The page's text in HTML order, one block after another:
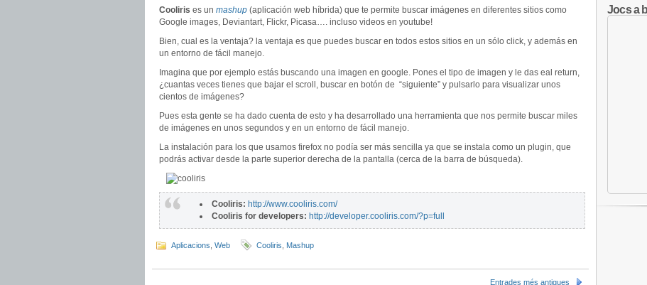
Cooliris es un mashup (aplicación web híbrida) que te permite buscar imágenes en diferentes sitios como
Google images, Deviantart, Flickr, Picasa…. incluso videos en youtube!
Bien, cual es la ventaja? la ventaja es que puedes buscar en todos estos sitios en un sólo click, y además en
un entorno de fácil manejo.
Imagina que por ejemplo estás buscando una imagen en google. Pones el tipo de imagen y le das eal return,
¿cuantas veces tienes que bajar el scroll, buscar en botón de “siguiente” y pulsarlo para visualizar unos
cientos de imágenes?
Pues esta gente se ha dado cuenta de esto y ha desarrollado una herramienta que nos permite buscar miles
de imágenes en unos segundos y en un entorno de fácil manejo.
La instalación para los que usamos firefox no podía ser más sencilla ya que se instala como un plugin, que
podrás activar desde la parte superior derecha de la pantalla (cerca de la barra de búsqueda).
Cooliris: http://www.cooliris.com/
Cooliris for developers: http://developer.cooliris.com/?p=full
Aplicacions Web Cooliris Mashup
Entrades més antigues
Jocs a